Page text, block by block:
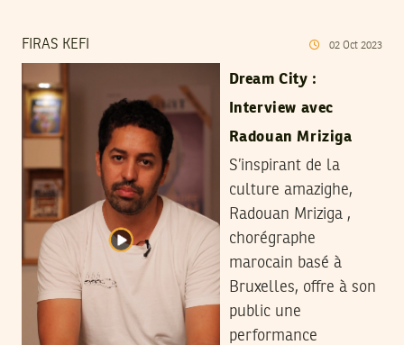
FIRAS KEFI 02 Oct 2023
Dream City :
Interview avec
Radouan Mriziga
S’inspirant de la
culture amazighe,
Radouan Mriziga ,
chorégraphe
marocain basé à
Bruxelles, offre à son
public une
performance